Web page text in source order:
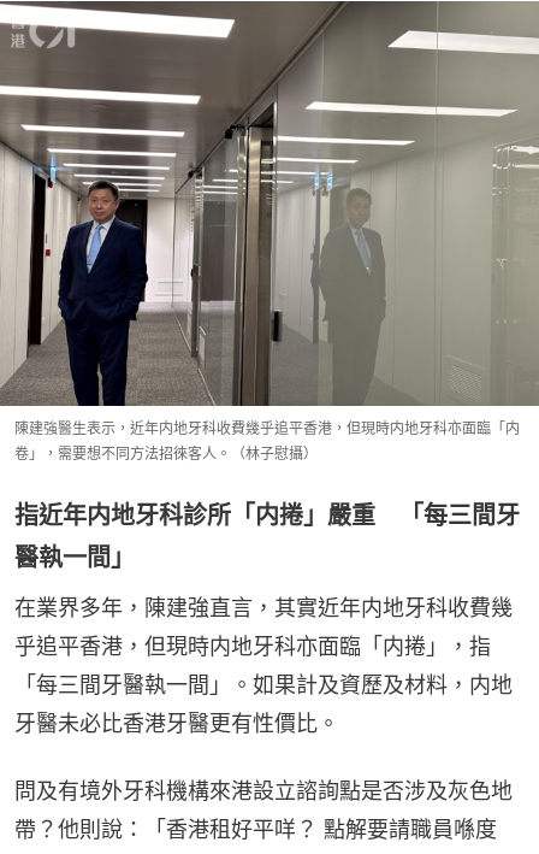
陳建強醫生表示，近年内地牙科收費幾乎追平香港，但現時内地牙科亦面臨「内
卷」，需要想不同方法招徠客人。（林子慰攝）
指近年内地牙科診所「内捲」嚴重 「每三間牙
醫執一間」
在業界多年，陳建強直言，其實近年内地牙科收費幾
乎追平香港，但現時内地牙科亦面臨「内捲」，指
「每三間牙醫執一間」。如果計及資歷及材料，内地
牙醫未必比香港牙醫更有性價比。
問及有境外牙科機構來港設立諮詢點是否涉及灰色地
帶？他則說：「香港租好平咩？ 點解要請職員喺度